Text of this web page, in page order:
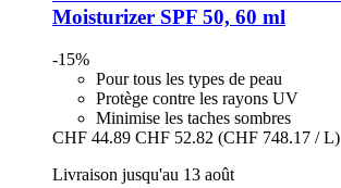
Moisturizer SPF 50, 60 ml
-15%
Pour tous les types de peau
Protège contre les rayons UV
Minimise les taches sombres
CHF 44.89 CHF 52.82 (CHF 748.17 / L)
Livraison jusqu'au 13 août